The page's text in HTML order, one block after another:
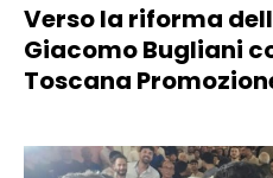
Verso la riforma
Giacomo Bugliani
Toscana